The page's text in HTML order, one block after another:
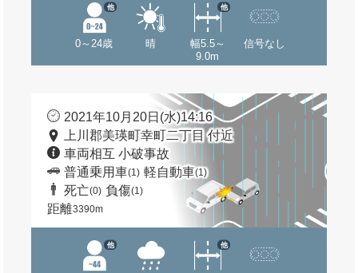
0～24歳
他
晴
幅5.5～
9.0m
他
信号なし
2021年10月20日(水)14:16
上川郡美瑛町幸町二丁目 付近
車両相互 小破事故
普通乗用車(1) 軽自動車(1)
死亡(0) 負傷(1)
距離3390m
他 他